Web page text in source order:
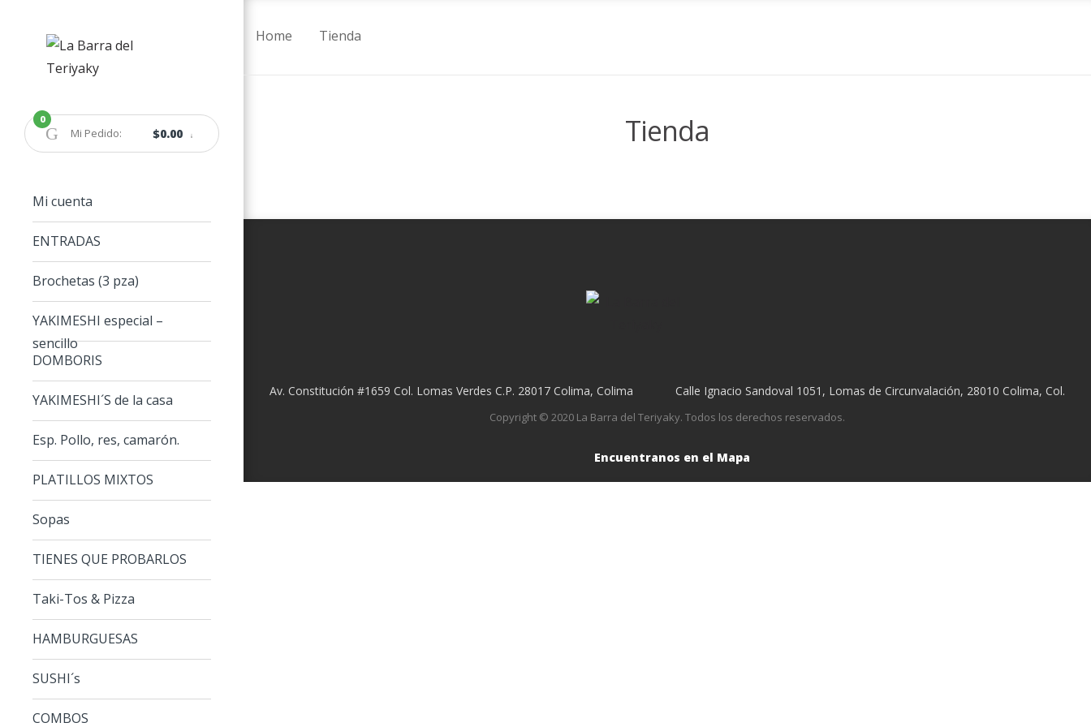
Mi Pedido: $0.00
0
Mi cuenta
ENTRADAS
Brochetas (3 pza)
YAKIMESHI especial –
sencillo
DOMBORIS
YAKIMESHI´S de la casa
Esp. Pollo, res, camarón.
PLATILLOS MIXTOS
Sopas
TIENES QUE PROBARLOS
Taki-Tos & Pizza
HAMBURGUESAS
SUSHI´s
COMBOS
Home Tienda
Tienda
Av. Constitución #1659 Col. Lomas Verdes C.P. 28017 Colima, Colima Calle Ignacio Sandoval 1051, Lomas de Circunvalación, 28010 Colima, Col.
Copyright © 2020 La Barra del Teriyaky. Todos los derechos reservados.
Encuentranos en el Mapa